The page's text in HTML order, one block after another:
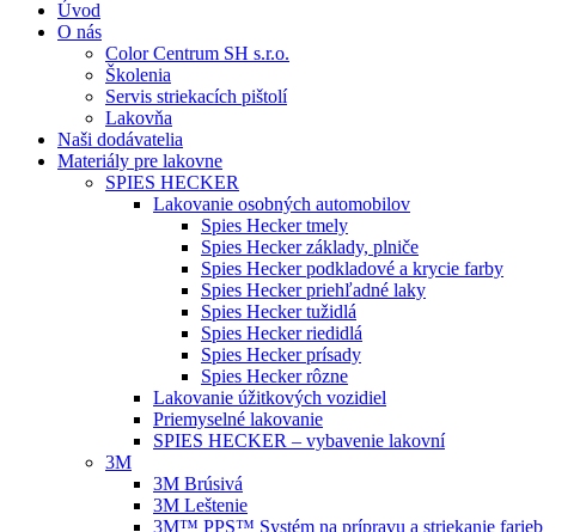
Úvod
O nás
Color Centrum SH s.r.o.
Školenia
Servis striekacích pištolí
Lakovňa
Naši dodávatelia
Materiály pre lakovne
SPIES HECKER
Lakovanie osobných automobilov
Spies Hecker tmely
Spies Hecker základy, plniče
Spies Hecker podkladové a krycie farby
Spies Hecker priehľadné laky
Spies Hecker tužidlá
Spies Hecker riedidlá
Spies Hecker prísady
Spies Hecker rôzne
Lakovanie úžitkových vozidiel
Priemyselné lakovanie
SPIES HECKER – vybavenie lakovní
3M
3M Brúsivá
3M Leštenie
3M™ PPS™ Systém na prípravu a striekanie farieb